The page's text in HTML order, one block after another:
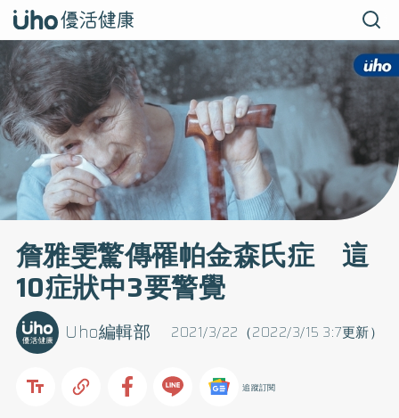
詹雅雯驚傳罹帕金森氏症 這
10症狀中3要警覺
2021/3/22（2022/3/15 3:7更新）
Uho編輯部
追蹤訂閱